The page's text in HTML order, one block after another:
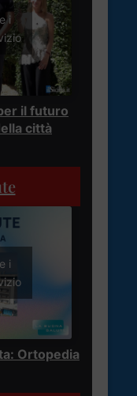
i
il futuro
città
i
Ortopedia